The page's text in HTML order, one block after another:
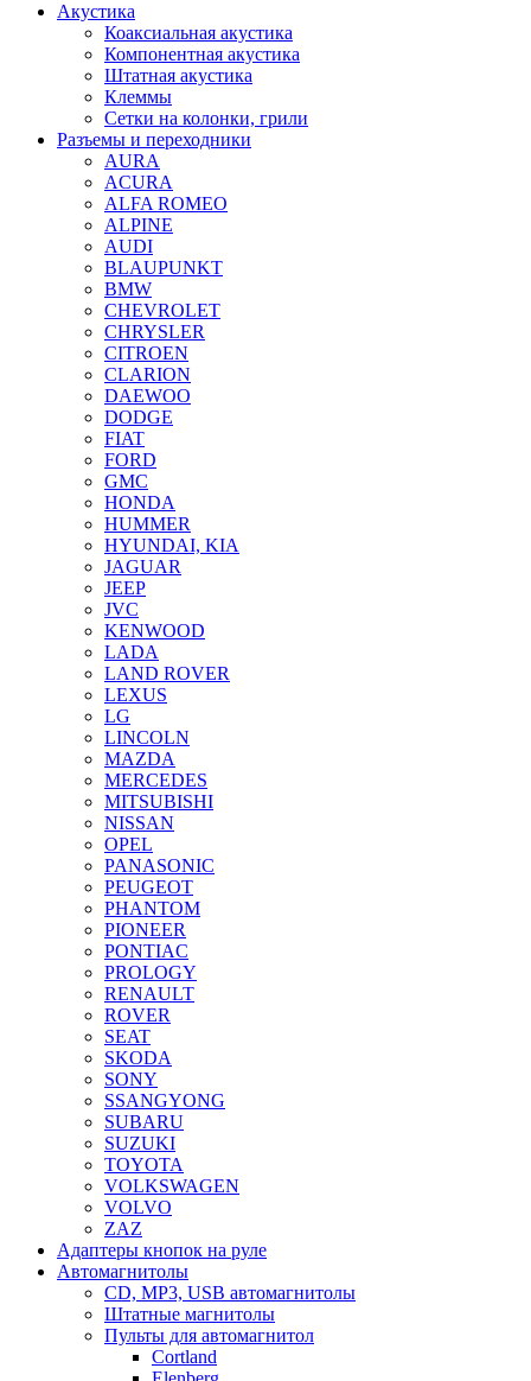
Акустика
Коаксиальная акустика
Компонентная акустика
Штатная акустика
Клеммы
Сетки на колонки, грили
Разъемы и переходники
AURA
ACURA
ALFA ROMEO
ALPINE
AUDI
BLAUPUNKT
BMW
CHEVROLET
CHRYSLER
CITROEN
CLARION
DAEWOO
DODGE
FIAT
FORD
GMC
HONDA
HUMMER
HYUNDAI, KIA
JAGUAR
JEEP
JVC
KENWOOD
LADA
LAND ROVER
LEXUS
LG
LINCOLN
MAZDA
MERCEDES
MITSUBISHI
NISSAN
OPEL
PANASONIC
PEUGEOT
PHANTOM
PIONEER
PONTIAC
PROLOGY
RENAULT
ROVER
SEAT
SKODA
SONY
SSANGYONG
SUBARU
SUZUKI
TOYOTA
VOLKSWAGEN
VOLVO
ZAZ
Адаптеры кнопок на руле
Автомагнитолы
CD, MP3, USB автомагнитолы
Штатные магнитолы
Пульты для автомагнитол
Cortland